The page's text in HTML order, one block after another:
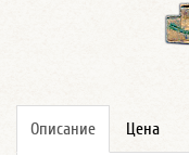
Описание Цена